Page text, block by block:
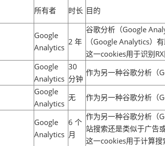
所有者 时长 目的
Google
Analytics
2 年
谷歌分析（Google
（Google Analytics）
这一cookies用于识别
Google
Analytics
30
分钟
作为另一种谷歌分析（
Google
Analytics
无 作为另一种谷歌分析（
Google
Analytics
6 个
月
作为另一种谷歌分析（
站搜索还是类似于广告
这一cookies用于计算搜